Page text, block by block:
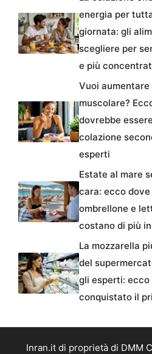
energia per
giornata: gli
scegliere per
e più
Vuoi aumentare
muscolare?
dovrebbe
colazione
esperti
Estate al mare
cara: ecco dove
ombrellone e
costano di più
La mozzarella
del
gli esperti: ecco
conquistato il
Inran.it di proprietà di DMM